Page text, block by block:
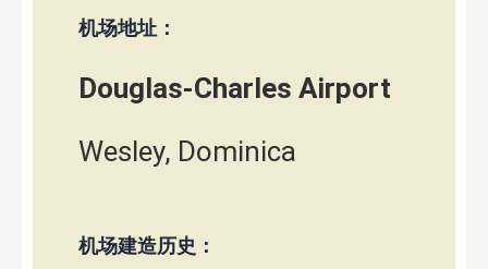
机场地址：
Douglas-Charles Airport
Wesley, Dominica
机场建造历史：